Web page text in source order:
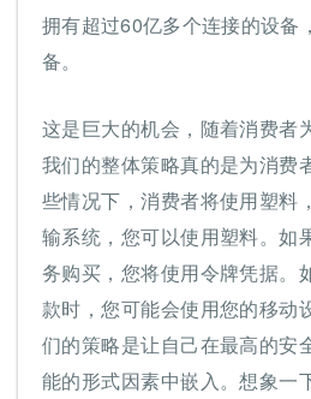
拥有超过60亿多个连接的设备
备。
这是巨大的机会，随着消费者
我们的整体策略真的是为消费
些情况下，消费者将使用塑料
输系统，您可以使用塑料。如
务购买，您将使用令牌凭据。
款时，您可能会使用您的移动
们的策略是让自己在最高的安
能的形式因素中嵌入。想象一